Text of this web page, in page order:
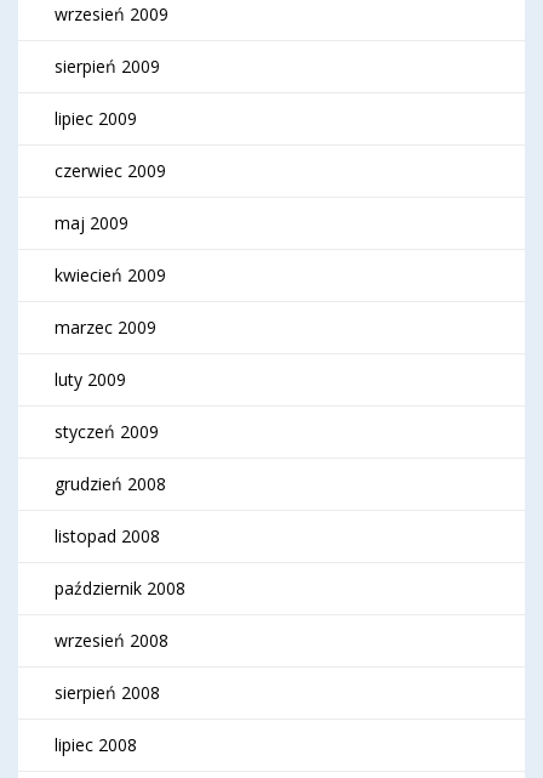
wrzesień 2009
sierpień 2009
lipiec 2009
czerwiec 2009
maj 2009
kwiecień 2009
marzec 2009
luty 2009
styczeń 2009
grudzień 2008
listopad 2008
październik 2008
wrzesień 2008
sierpień 2008
lipiec 2008